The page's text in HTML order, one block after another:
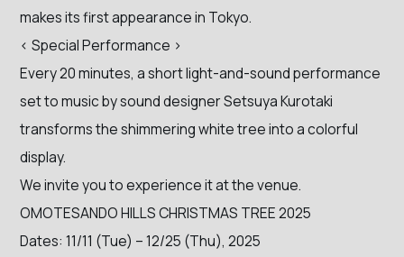
makes its first appearance in Tokyo.
< Special Performance >
Every 20 minutes, a short light-and-sound performance
set to music by sound designer Setsuya Kurotaki
transforms the shimmering white tree into a colorful
display.
We invite you to experience it at the venue.
OMOTESANDO HILLS CHRISTMAS TREE 2025
Dates: 11/11 (Tue) – 12/25 (Thu), 2025